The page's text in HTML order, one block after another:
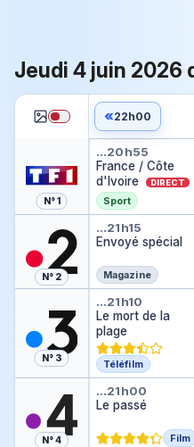
Jeudi 4 juin 2026
«22h00
N° 1
France /
…20h55
France / Côte
d'Ivoire
DIRECT
Sport
N° 2
Envoyé
…21h15
Envoyé spécial
Magazine
N° 3
Le mort
…21h10
Le mort de la
plage
Téléfilm
N° 4
Le passé
…21h00
Le passé
Film